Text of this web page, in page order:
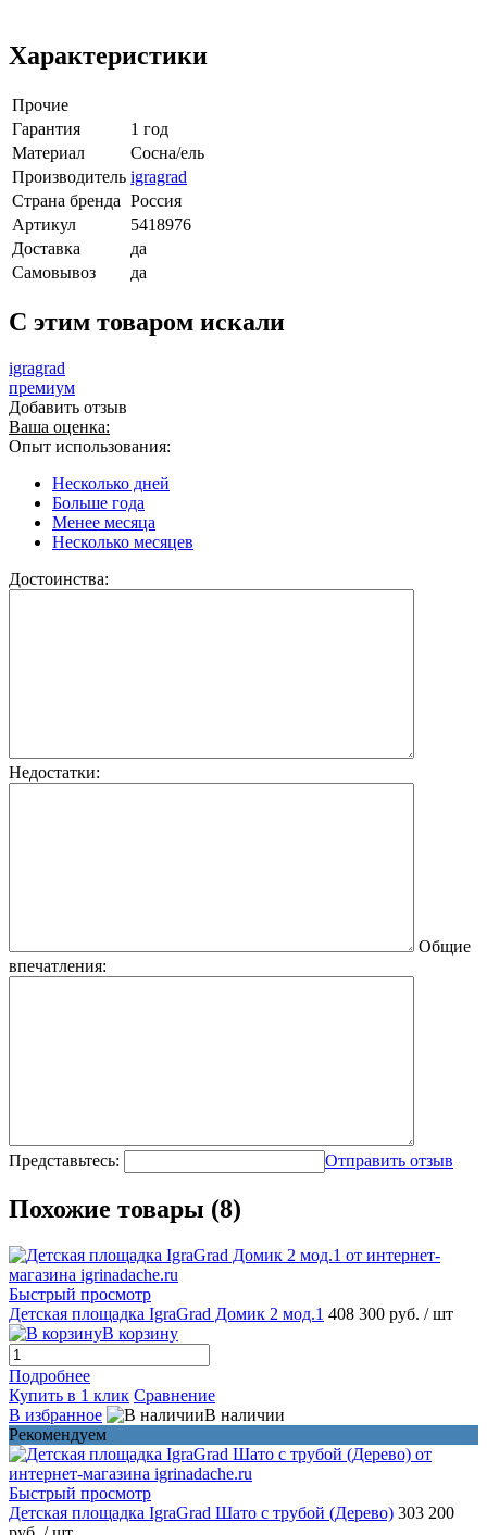
Характеристики
Прочие
Гарантия
1 год
Материал
Сосна/ель
Производитель igragrad
Страна бренда Россия
Артикул
5418976
Доставка
да
Самовывоз
да
C этим товаром искали
igragrad
премиум
Добавить отзыв
Ваша оценка:
Опыт использования:
Несколько дней
Больше года
Менее месяца
Несколько месяцев
Достоинства:
Недостатки:
Общие
впечатления:
Представьтесь: Отправить отзыв
Похожие товары (8)
Быстрый просмотр
Детская площадка IgraGrad Домик 2 мод.1 408 300 руб. / шт
В корзину
Подробнее
Купить в 1 клик Сравнение
В избранное
В наличии
Рекомендуем
Быстрый просмотр
Детская площадка IgraGrad Шато с трубой (Дерево) 303 200